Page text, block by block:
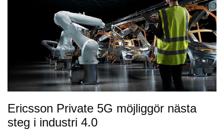
Ericsson Private 5G möjliggör nästa
steg i industri 4.0